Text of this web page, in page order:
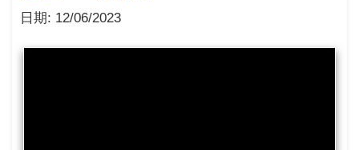
日期: 12/06/2023